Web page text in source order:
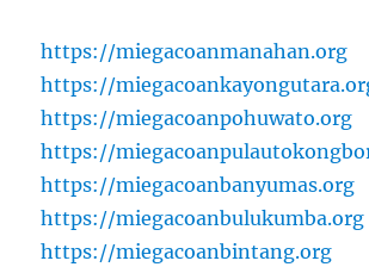
https://miegacoanmanahan.org
https://
https://miegacoanpohuwato.org
https://
https://miegacoanbanyumas.org
https://miegacoanbulukumba.org
https://miegacoanbintang.org